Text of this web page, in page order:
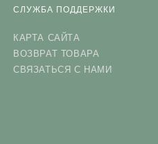
СЛУЖБА ПОДДЕРЖКИ
КАРТА САЙТА
ВОЗВРАТ ТОВАРА
СВЯЗАТЬСЯ С НАМИ